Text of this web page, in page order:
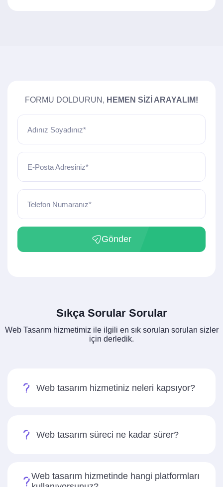
FORMU DOLDURUN, HEMEN SIZI ARAYALIM!
Adınız Soyadınız*
E-Posta Adresiniz*
Telefon Numaranız*
Gönder
Sıkça Sorular Sorular
Web Tasarım hizmetimiz ile ilgili en sık sorulan soruları sizler
için derledik.
Web tasarım hizmetiniz neleri kapsıyor?
Web tasarım süreci ne kadar sürer?
Web tasarım hizmetinde hangi platformları